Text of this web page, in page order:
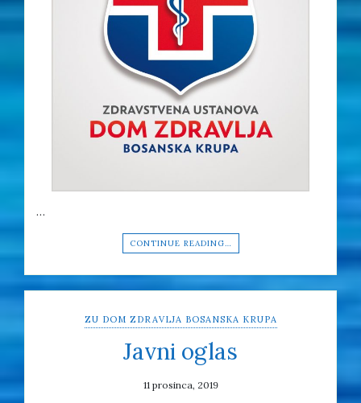
…
CONTINUE READING…
ZU DOM ZDRAVLJA BOSANSKA KRUPA
Javni oglas
11 prosinca, 2019